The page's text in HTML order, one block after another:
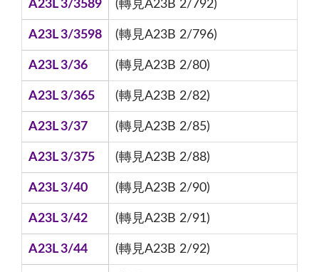
A23L 3/3589 (轉見A23B 2/792)
A23L 3/3598 (轉見A23B 2/796)
A23L 3/36 (轉見A23B 2/80)
A23L 3/365 (轉見A23B 2/82)
A23L 3/37 (轉見A23B 2/85)
A23L 3/375 (轉見A23B 2/88)
A23L 3/40 (轉見A23B 2/90)
A23L 3/42 (轉見A23B 2/91)
A23L 3/44 (轉見A23B 2/92)